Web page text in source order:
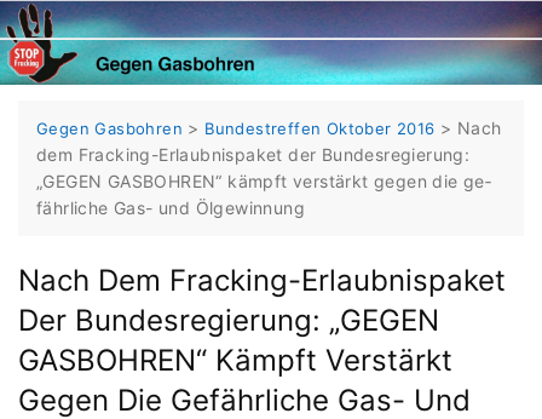
Skip
to
content
Gegen Gasbohren > Bundestreffen Oktober 2016 > Nach
dem Fracking-Erlaubnispaket der Bundesregierung:
„GEGEN GASBOH­REN“ kämpft verstärkt gegen die ge­
fährliche Gas- und Ölgewinnung
Nach Dem Fracking-Erlaubnispaket
Der Bundesregierung: „GEGEN
GASBOH­REN“ Kämpft Verstärkt
Gegen Die Ge­fährliche Gas- Und